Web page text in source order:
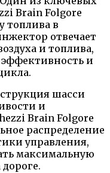
Brain Folgore
топлива в
отвечает
и топлива,
эффективность и
шасси
и
Brain Folgore
распределение
управления,
максимальную